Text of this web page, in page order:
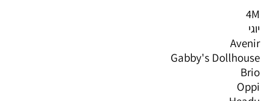
4M
יוגי
Avenir
Gabby's Dollhouse
Brio
Oppi